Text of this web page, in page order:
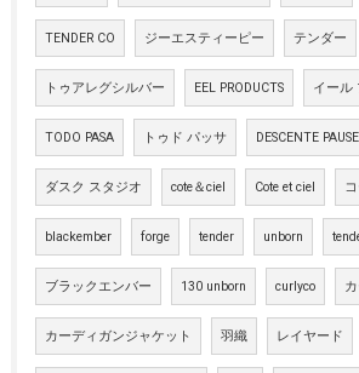
TENDER CO ジーエスティーピー テンダー
トゥアレグシルバー EEL PRODUCTS イール
TODO PASA トゥド パッサ DESCENTE PAUSE
ダスク スタジオ cote＆ciel Cote et ciel
blackember forge tender unborn
ブラックエンバー 130 unborn curlyco
カーディガンジャケット 羽織 レイヤード